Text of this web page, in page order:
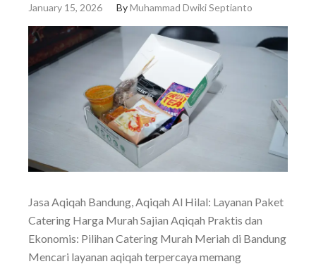
January 15, 2026 ByMuhammad Dwiki Septianto
Jasa Aqiqah Bandung, Aqiqah Al Hilal: Layanan Paket
Catering Harga Murah Sajian Aqiqah Praktis dan
Ekonomis: Pilihan Catering Murah Meriah di Bandung
Mencari layanan aqiqah terpercaya memang